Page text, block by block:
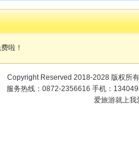
啦！
Copyright Reserved 2018-2028 版权所
服务热线：0872-2356616 手机：
爱旅游就上我